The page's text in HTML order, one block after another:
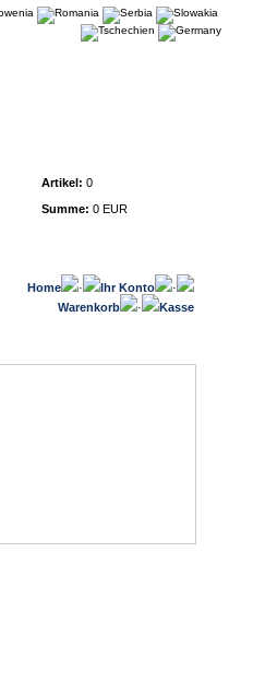
Artikel: 0
Summe: 0 EUR
Home · Ihr Konto
·
Warenkorb
· Kasse